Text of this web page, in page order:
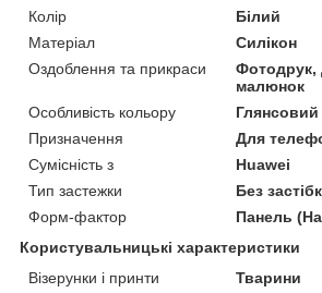
Колір
Білий
Матеріал
Силікон
Оздоблення та прикраси
Фотодрук,
малюнок
Особливість кольору
Глянсовий
Призначення
Для
Сумісність з
Huawei
Тип застежки
Без
Форм-фактор
Панель
Користувальницькі характеристики
Візерунки і принти
Тварини